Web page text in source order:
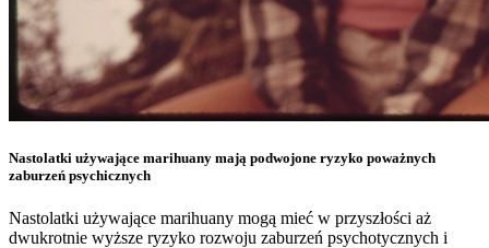
Nastolatki używające marihuany mają podwojone ryzyko poważnych
zaburzeń psychicznych
Nastolatki używające marihuany mogą mieć w przyszłości aż
dwukrotnie wyższe ryzyko rozwoju zaburzeń psychotycznych i